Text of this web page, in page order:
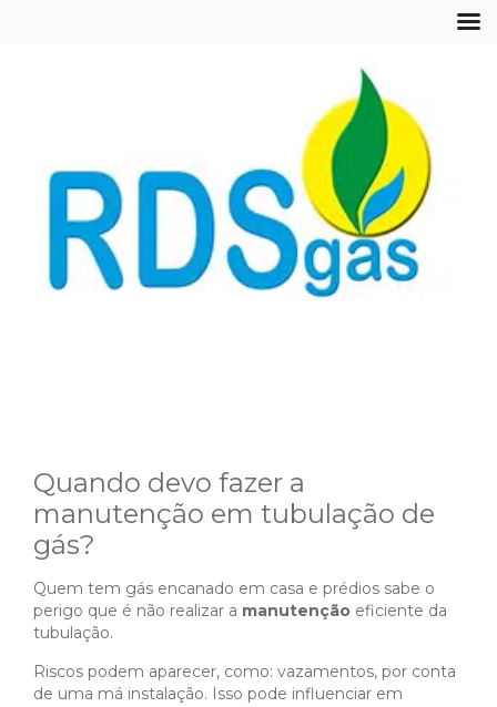
Quando devo fazer a
manutenção em tubulação de
gás?
Quem tem gás encanado em casa e prédios sabe o
perigo que é não realizar a manutenção eficiente da
tubulação.
Riscos podem aparecer, como: vazamentos, por conta
de uma má instalação. Isso pode influenciar em